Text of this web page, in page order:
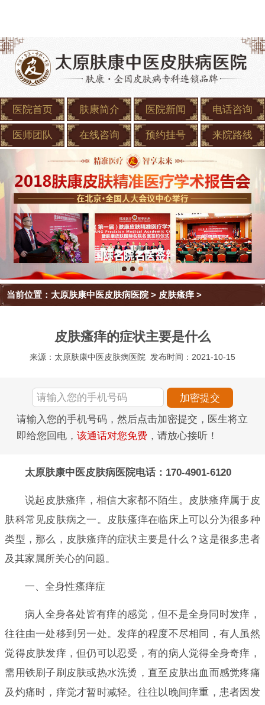
医院首页 肤康简介 医院新闻 电话咨询
医师团队 在线咨询 预约挂号 来院路线
当前位置： 太原肤康中医皮肤病医院> 皮肤瘙痒>
皮肤瘙痒的症状主要是什么
来源：太原肤康中医皮肤病医院 发布时间：2021-10-15
请输入您的手机号码，然后点击加密提交，医生将立
即给您回电， 该通话对您免费 ，请放心接听！
太原肤康中医皮肤病医院电话：170-4901-6120
说起皮肤瘙痒，相信大家都不陌生。皮肤瘙痒属于皮
肤科常见皮肤病之一。皮肤瘙痒在临床上可以分为很多种
类型，那么，皮肤瘙痒的症状主要是什么？这是很多患者
及其家属所关心的问题。
一、全身性瘙痒症
病人全身各处皆有痒的感觉，但不是全身同时发痒，
往往由一处移到另一处。发痒的程度不尽相同，有人虽然
觉得皮肤发痒，但仍可以忍受，有的病人觉得全身奇痒，
需用铁刷子刷皮肤或热水洗烫，直至皮肤出血而感觉疼痛
及灼痛时，痒觉才暂时减轻。往往以晚间痒重，患者因发